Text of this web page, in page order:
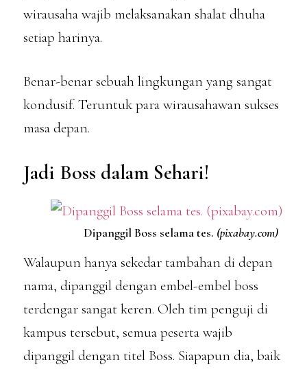
wirausaha wajib melaksanakan shalat dhuha
setiap harinya.
Benar-benar sebuah lingkungan yang sangat
kondusif. Teruntuk para wirausahawan sukses
masa depan.
Jadi Boss dalam Sehari!
Dipanggil Boss selama tes. (pixabay.com)
Walaupun hanya sekedar tambahan di depan
nama, dipanggil dengan embel-embel boss
terdengar sangat keren. Oleh tim penguji di
kampus tersebut, semua peserta wajib
dipanggil dengan titel Boss. Siapapun dia, baik